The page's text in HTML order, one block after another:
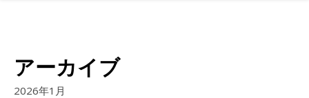
アーカイブ
2026年1月